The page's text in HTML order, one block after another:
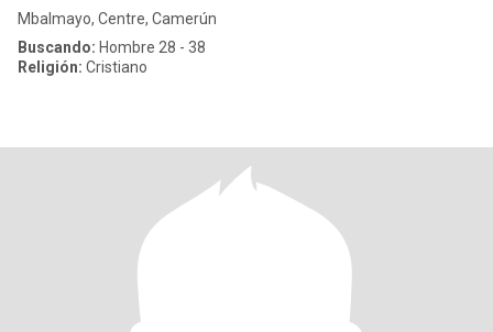
Mbalmayo, Centre, Camerún
Buscando: Hombre 28 - 38
Religión: Cristiano